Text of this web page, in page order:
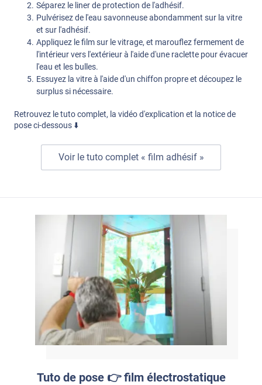
Séparez le liner de protection de l'adhésif.
Pulvérisez de l'eau savonneuse abondamment sur la vitre
et sur l'adhésif.
Appliquez le film sur le vitrage, et marouflez fermement de
l'intérieur vers l'extérieur à l'aide d'une raclette pour évacuer
l'eau et les bulles.
Essuyez la vitre à l'aide d'un chiffon propre et découpez le
surplus si nécessaire.
Retrouvez le tuto complet, la vidéo d'explication et la notice de
pose ci-dessous ⬇️
Voir le tuto complet « film adhésif »
Tuto de pose 👉 film électrostatique